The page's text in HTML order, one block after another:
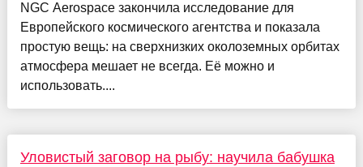
NGC Aerospace закончила исследование для
Европейского космического агентства и показала
простую вещь: на сверхнизких околоземных орбитах
атмосфера мешает не всегда. Её можно и
использовать....
Уловистый заговор на рыбу: научила бабушка